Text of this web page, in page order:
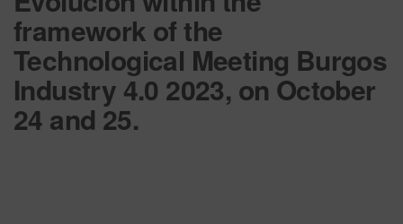
framework of the
Technological Meeting Burgos
Industry 4.0 2023, on October
24 and 25.